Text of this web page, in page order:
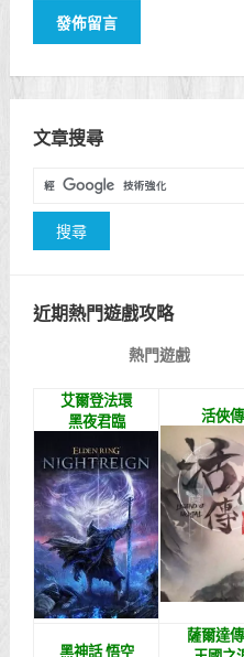
文章搜尋
近期熱門遊戲攻略
熱門遊戲
艾爾登法環
黑夜君臨
活俠傳
黑神話 悟空
薩爾達